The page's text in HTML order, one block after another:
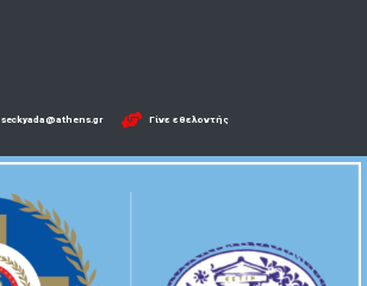
seckyada@athens.gr Γίνε εθελοντής